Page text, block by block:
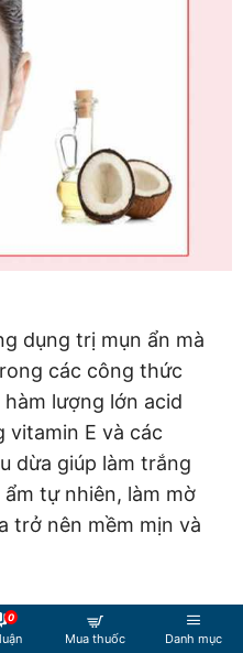
dụng trị mụn ẩn mà
các công thức
lượng lớn acid
vitamin E và các
dừa giúp làm trắng
tự nhiên, làm mờ
trở nên mềm mịn và
có tác dụng chống
tia cực tím của ánh
0
Mua thuốc Danh mục